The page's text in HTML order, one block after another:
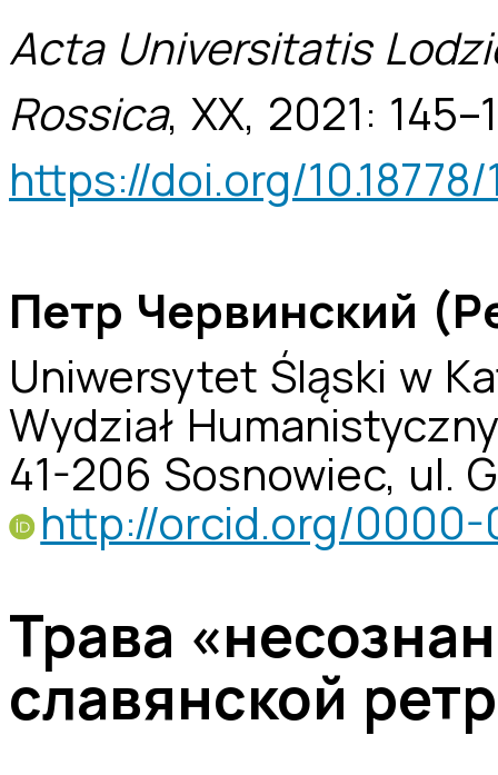
Acta Universitatis
Rossica, XX, 2021:
https://doi.org/10.18778/
Пeтр Червинский
Uniwersytet Śląski w
Wydział Humanistyczny
41-206 Sosnowiec, ul.
http://orcid.org/
Трава
славянской